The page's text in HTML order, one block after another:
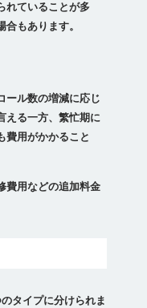
れていることが多
もあります。
ール数の増減に応じ
える一方、繁忙期に
費用がかかること
費用などの追加料金
タイプに分けられま